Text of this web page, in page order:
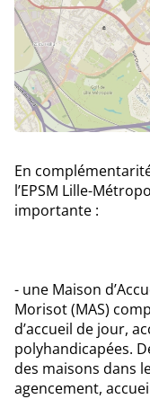
En
l’EPSM Lille-
importante :
- une Maison
Morisot (MAS)
d’accueil de jour,
polyhandicapées.
des maisons dans
agencement,